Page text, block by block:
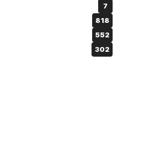
7
818
552
302